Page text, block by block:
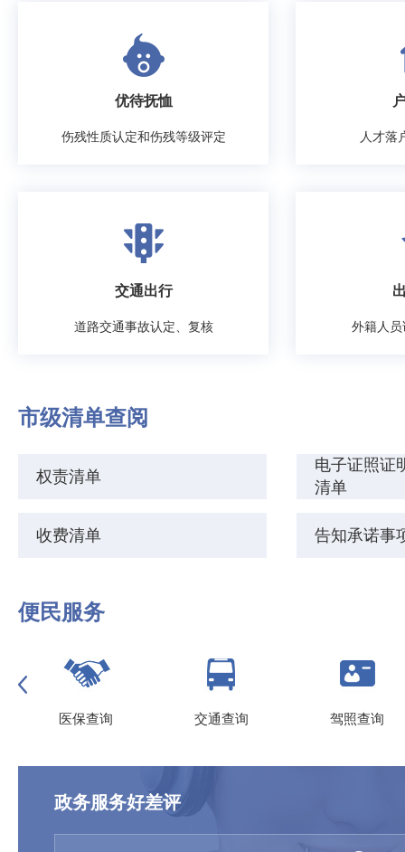
优待抚恤
伤残性质认定和伤残等级评定 人才落
交通出行
道路交通事故认定、复核 外籍人
市级清单查阅
权责清单
电子证照证
清单
收费清单 告知承诺事
便民服务
医保查询 交通查询 驾照查询
政务服务好差评